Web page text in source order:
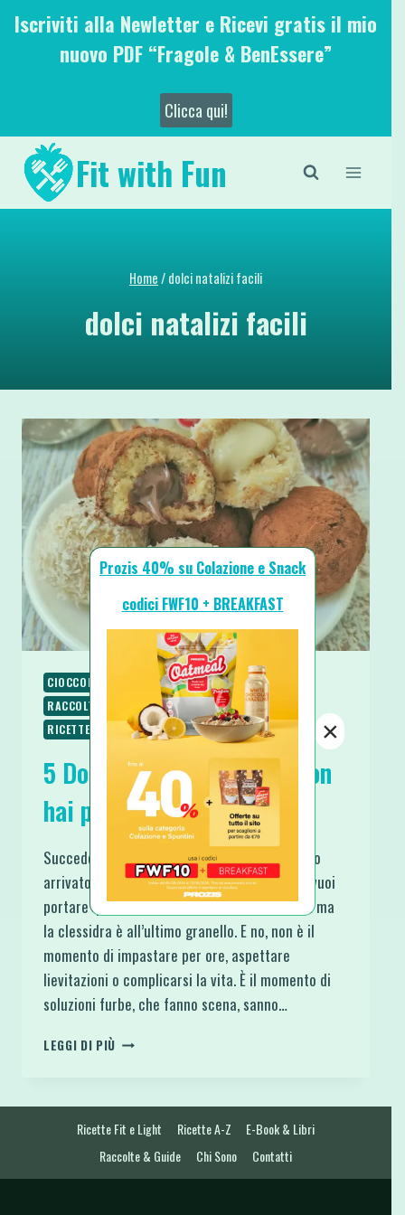
SaltaIscriviti alla Newletter e Ricevi gratis il mio
nuovo PDF “Fragole & BenEssere”
Clicca qui!
Fit with Fun
Home/dolci natalizi facili
dolci natalizi facili
CIOCCOLATO NATALE
PIATTI VELOCI
RACCOLTE & GUIDE
RICETTE
RICETTE DOLCI
RICETTE SENZA ZUCCHERO
SPUNTINI E SNACKS
5 Dolci Natalizi Facili se non
hai più Tempo
Succede ogni anno. Ospiti improvvisi. Un invito
arrivato all’ultimo minuto. Oppure sei tu che vuoi
portare qualcosa di buono e carino a tavola… ma
la clessidra è all’ultimo granello. E no, non è il
momento di impastare per ore, aspettare
lievitazioni o complicarsi la vita. È il momento di
soluzioni furbe, che fanno scena, sanno…
LEGGI DI PIÙ
NON
HAI
Ricette Fit e Light Ricette A-Z
E-Book & Libri
Raccolte & Guide
Chi Sono Contatti
Prozis 40% su Colazione e Snack
codici FWF10 + BREAKFAST
×